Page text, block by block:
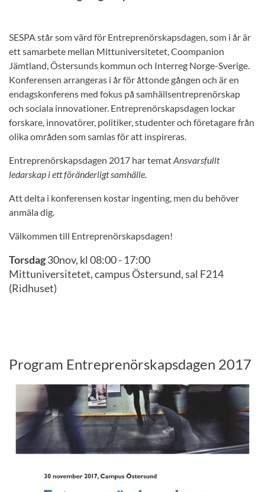
SESPA står som värd för Entreprenörskapsdagen, som i år är
ett samarbete mellan Mittuniversitetet, Coompanion
Jämtland, Östersunds kommun och Interreg Norge-Sverige.
Konferensen arrangeras i år för åttonde gången och är en
endagskonferens med fokus på samhällsentreprenörskap
och sociala innovationer. Entreprenörskapsdagen lockar
forskare, innovatörer, politiker, studenter och företagare från
olika områden som samlas för att inspireras.
Entreprenörskapsdagen 2017 har tematAnsvarsfullt
ledarskap i ett föränderligt samhälle.
Att delta i konferensen kostar ingenting, men du behöver
anmäla dig.
Välkommen till Entreprenörskapsdagen!
Torsdag30nov, kl 08:00- 17:00
Mittuniversitetet, campus Östersund, sal F214
(Ridhuset)
Program Entreprenörskapsdagen 2017